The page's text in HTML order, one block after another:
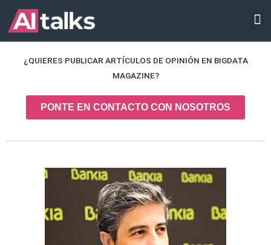
¿QUIERES PUBLICAR ARTÍCULOS DE OPINIÓN EN BIGDATA
MAGAZINE?
PONTE EN CONTACTO CON NOSOTROS